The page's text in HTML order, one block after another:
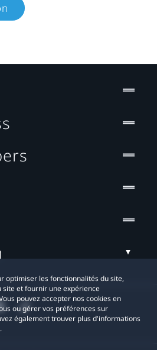
optimiser les fonctionnalités du site,
et fournir une expérience
pouvez accepter nos cookies en
ou gérer vos préférences sur
également trouver plus d'informations